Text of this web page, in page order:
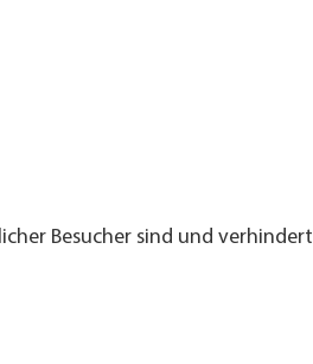
Besucher sind und verhindert